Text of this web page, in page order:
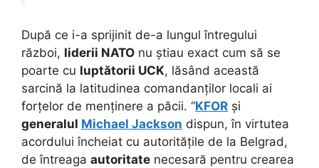
După ce i-a sprijinit de-a lungul întregului
război, liderii NATO nu știau exact cum să se
poarte cu luptătorii UCK, lăsând această
sarcină la latitudinea comandanților locali ai
forțelor de menținere a păcii. “KFOR și
generalul Michael Jackson dispun, în virtutea
acordului încheiat cu autoritățile de la Belgrad,
de întreaga autoritate necesară pentru crearea